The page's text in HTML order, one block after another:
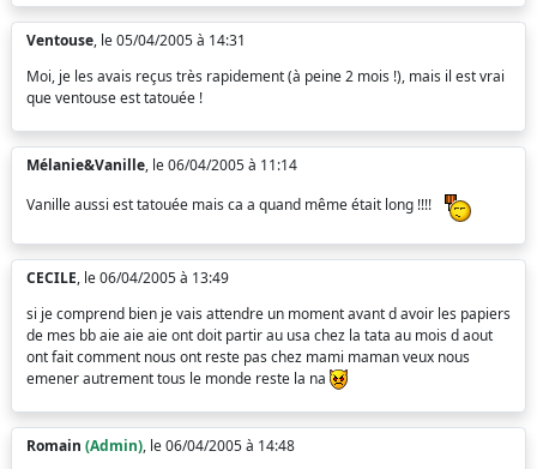
Ventouse, le 05/04/2005 à 14:31
Moi, je les avais reçus très rapidement (à peine 2 mois !), mais il est vrai
que ventouse est tatouée !
Mélanie&Vanille, le 06/04/2005 à 11:14
Vanille aussi est tatouée mais ca a quand même était long !!!!
CECILE, le 06/04/2005 à 13:49
si je comprend bien je vais attendre un moment avant d avoir les papiers
de mes bb aie aie aie ont doit partir au usa chez la tata au mois d aout
ont fait comment nous ont reste pas chez mami maman veux nous
emener autrement tous le monde reste la na
Romain (Admin), le 06/04/2005 à 14:48